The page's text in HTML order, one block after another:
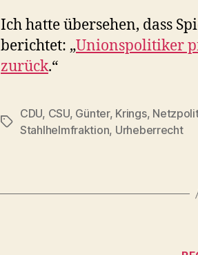
Ich hatte übersehen, dass
berichtet: „Unionspolitiker
zurück.“
Schlagwörter
CDU, CSU, Günter, Krings,
Stahlhelmfraktion, Urheberrecht